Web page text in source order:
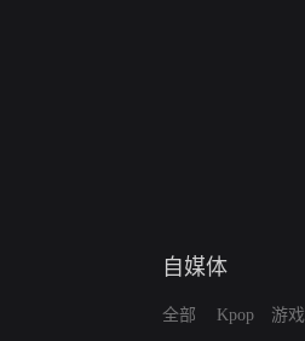
自媒体
全部 Kpop 游戏